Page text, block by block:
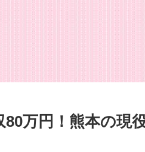
万円！熊本の現